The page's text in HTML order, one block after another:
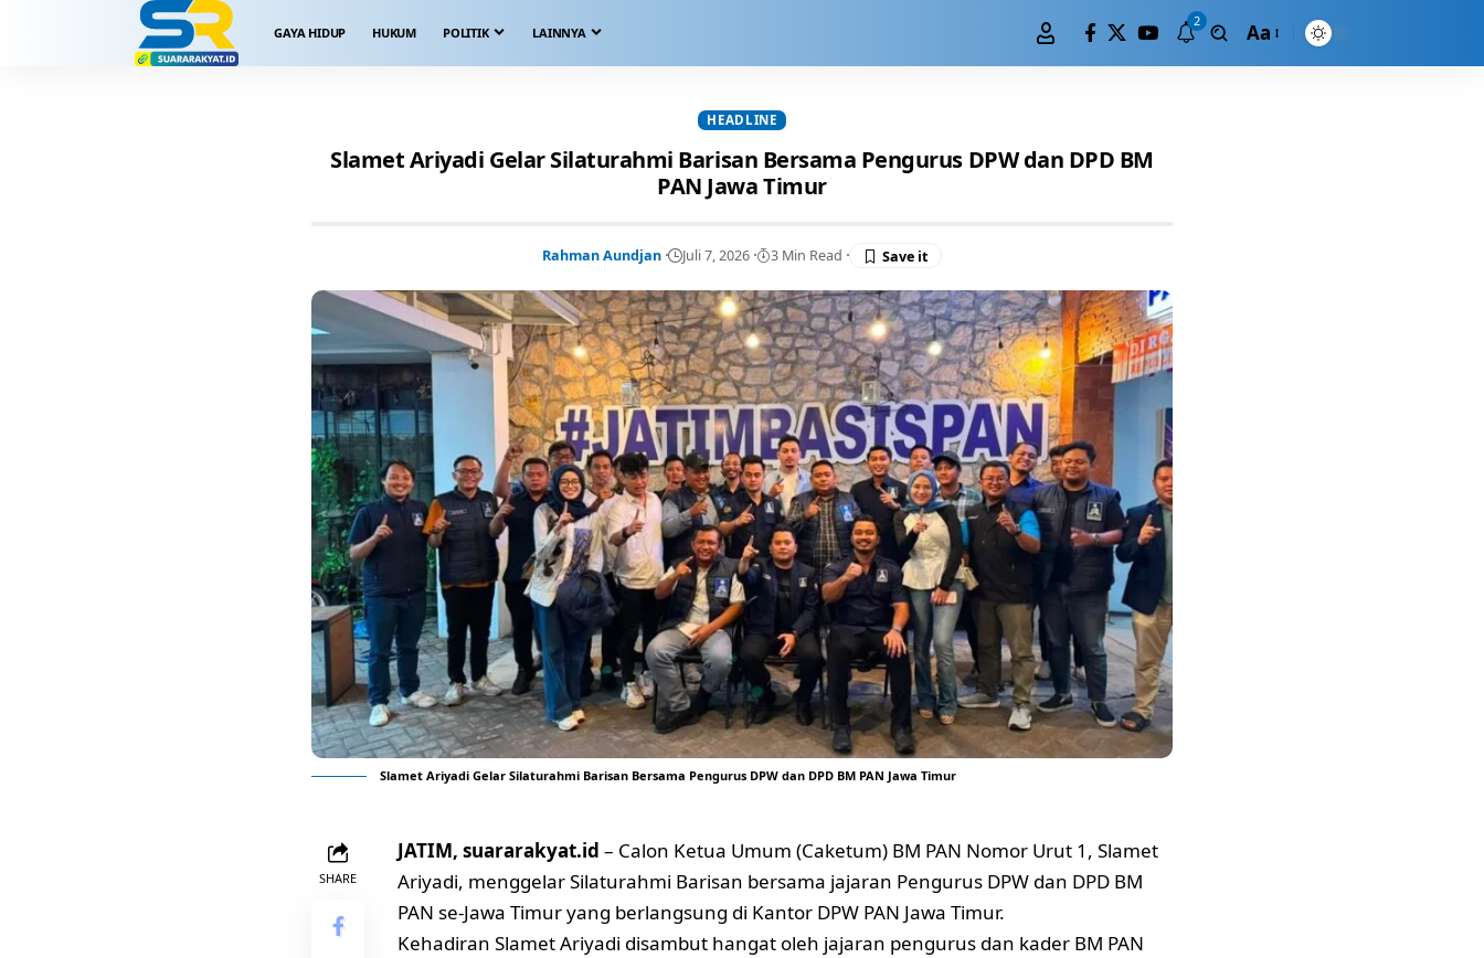
GAYA HIDUP HUKUM POLITIK LAINNYA
2 Aa
HEADLINE
Slamet Ariyadi Gelar Silaturahmi Barisan Bersama Pengurus DPW dan DPD BM
PAN Jawa Timur
Rahman Aundjan Juli 7, 2026 3 Min Read
Slamet Ariyadi Gelar Silaturahmi Barisan Bersama Pengurus DPW dan DPD BM PAN Jawa Timur
SHARE
JATIM, suararakyat.id – Calon Ketua Umum (Caketum) BM PAN Nomor Urut 1, Slamet
Ariyadi, menggelar Silaturahmi Barisan bersama jajaran Pengurus DPW dan DPD BM
PAN se-Jawa Timur yang berlangsung di Kantor DPW PAN Jawa Timur.
Kehadiran Slamet Ariyadi disambut hangat oleh jajaran pengurus dan kader BM PAN